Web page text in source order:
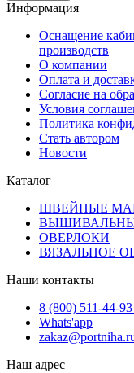
Информация
Оснащение
производств
О компании
Оплата и
Согласие на
Условия
Политика
Стать автором
Новости
Каталог
ШВЕЙНЫЕ
ОВЕРЛОКИ
ВЯЗАЛЬНОЕ
Наши контакты
8 (800) 511-44-
Whats'app
Наш адрес